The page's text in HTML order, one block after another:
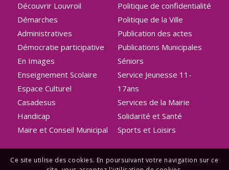
Découvrir Louvroil
Démarches
Administratives
Démocratie participative
En Images
Enseignement Scolaire
Espace Culturel
Casadesus
Handicap
Maire et Conseil Municipal
Politique de confidentialité
Politique de la Ville
Publication des actes
Publications Municipales
Séniors
Service Jeunesse 11-
17ans
Services de la Mairie
Solidarité et Santé
Sports et Loisirs
Ce site utilise des cookies. En poursuivant votre navigation sur ce